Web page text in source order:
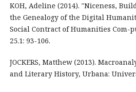
KOH, Adeline (2014). "Niceness,
the Genealogy of the Digital
Social Contract of Humanities Com-
25.1: 93-106.
JOCKERS, Matthew (2013).
and Literary History, Urbana: